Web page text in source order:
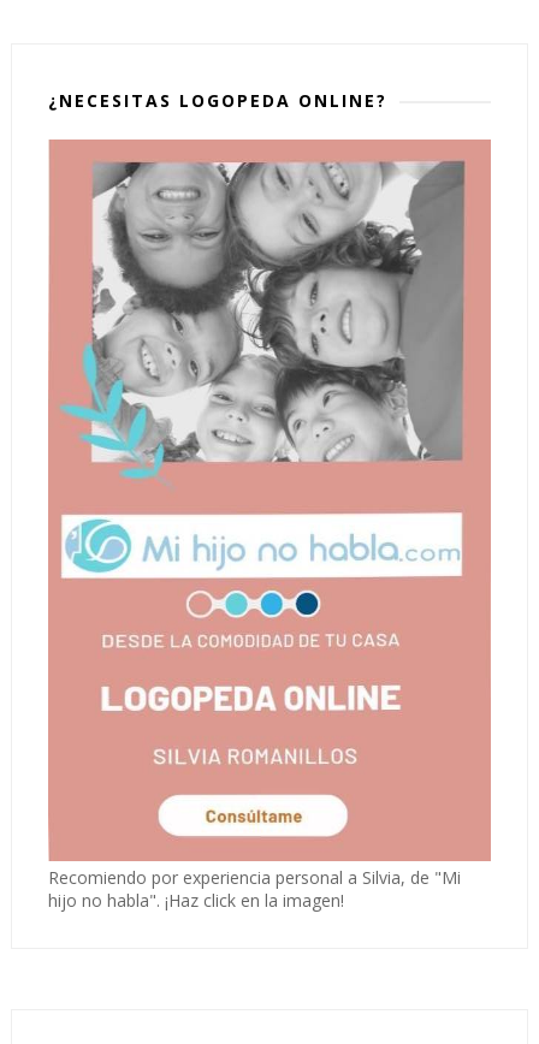
¿NECESITAS LOGOPEDA ONLINE?
Recomiendo por experiencia personal a Silvia, de "Mi
hijo no habla". ¡Haz click en la imagen!